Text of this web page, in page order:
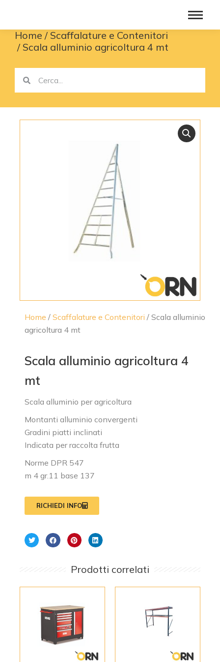
You are here:
Home
Scaffalature e Contenitori
Scala alluminio agricoltura 4 mt
Home / Scaffalature e Contenitori / Scala alluminio
agricoltura 4 mt
Scala alluminio agricoltura 4
mt
Scala alluminio per agricoltura
Montanti alluminio convergenti
Gradini piatti inclinati
Indicata per raccolta frutta
Norme DPR 547
m 4 gr.11 base 137
RICHIEDI INFO
Prodotti correlati